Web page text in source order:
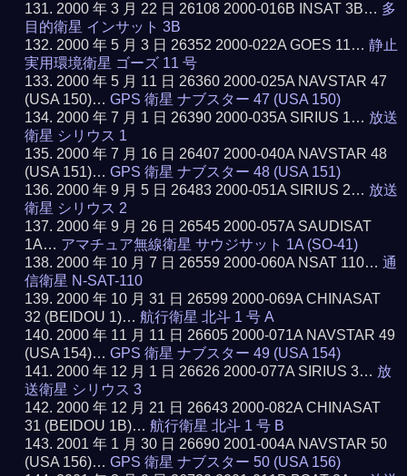
2000 年 3 月 22 日 26108 2000-016B INSAT 3B… 多
目的衛星 インサット 3B
2000 年 5 月 3 日 26352 2000-022A GOES 11…静止
実用環境衛星 ゴーズ 11 号
2000 年 5 月 11 日 26360 2000-025A NAVSTAR 47
(USA 150)…GPS 衛星 ナブスター 47 (USA 150)
2000 年 7 月 1 日 26390 2000-035A SIRIUS 1… 放送
衛星 シリウス 1
2000 年 7 月 16 日 26407 2000-040A NAVSTAR 48
(USA 151)…GPS 衛星 ナブスター 48 (USA 151)
2000 年 9 月 5 日 26483 2000-051A SIRIUS 2… 放送
衛星 シリウス 2
2000 年 9 月 26 日 26545 2000-057A SAUDISAT
1A… アマチュア無線衛星 サウジサット 1A (SO-41)
2000 年 10 月 7 日 26559 2000-060A NSAT 110…通
信衛星 N-SAT-110
2000 年 10 月 31 日 26599 2000-069A CHINASAT
32 (BEIDOU 1)…航行衛星 北斗 1 号 A
2000 年 11 月 11 日 26605 2000-071A NAVSTAR 49
(USA 154)…GPS 衛星 ナブスター 49 (USA 154)
2000 年 12 月 1 日 26626 2000-077A SIRIUS 3… 放
送衛星 シリウス 3
2000 年 12 月 21 日 26643 2000-082A CHINASAT
31 (BEIDOU 1B)…航行衛星 北斗 1 号 B
2001 年 1 月 30 日 26690 2001-004A NAVSTAR 50
(USA 156)…GPS 衛星 ナブスター 50 (USA 156)